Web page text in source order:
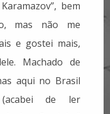
bem
mas não me
e gostei mais,
Machado de
aqui no Brasil
de ler